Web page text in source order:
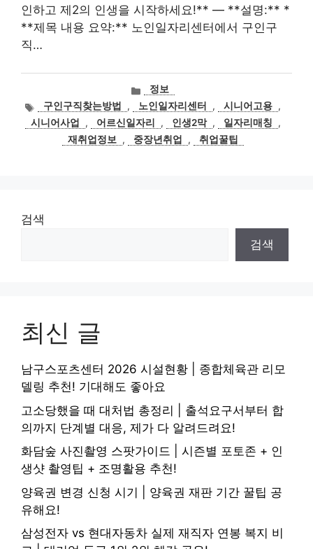
인하고 제2의 인생을 시작하세요!** — **설명:** *
**제목 내용 요약:** 노인일자리센터에서 구인구
직…
카
테
고
리
정보
태
그
구인구직찾는방법 , 노인일자리센터 , 시니어고용 ,
시니어사업
, 어르신일자리 , 인생2막 , 일자리매칭
,
재취업정보
, 중장년취업 , 취업꿀팁
검색
검색
최신 글
남구스포츠센터 2026 시설현황 | 종합체육관 리모
델링 추천! 기대해도 좋아요
고소당했을 때 대처법 총정리 | 출석요구서부터 합
의까지 단계별 대응, 제가 다 알려드려요!
화담숲 사진촬영 스팟가이드 | 시즌별 포토존 + 인
생샷 촬영팁 + 조명활용 추천!
양육권 변경 신청 시기 | 양육권 재판 기간 꿀팁 공
유해요!
삼성전자 vs 현대자동차 실제 재직자 연봉 복지 비